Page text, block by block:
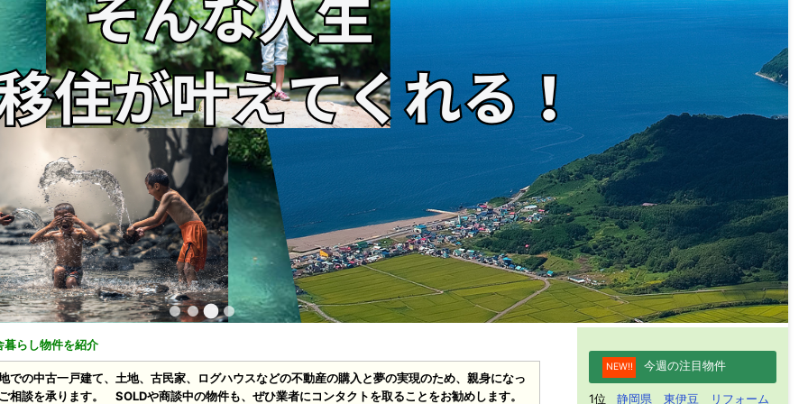
暮らし物件を紹介
での中古一戸建て、土地、古民家、ログハウスなどの不動産の購入と夢の実現のため、親身になっ
相談を承ります。 SOLDや商談中の物件も、ぜひ業者にコンタクトを取ることをお勧めします。
NEW!! 今週の注目物件
1位 静岡県 東伊豆 リフォーム